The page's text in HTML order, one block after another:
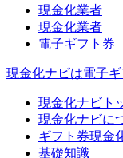
現金化業者
現金化業者
電子ギフト券
現金化ナビは電子
現金化ナビト
現金化ナビに
ギフト券現金
基礎知識